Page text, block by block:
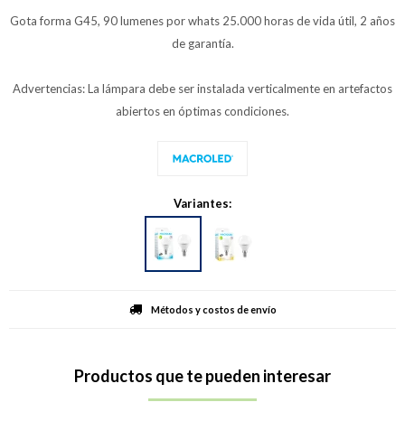
Gota forma G45, 90 lumenes por whats 25.000 horas de vida útil, 2 años
de garantía.
Advertencias: La lámpara debe ser instalada verticalmente en artefactos
abiertos en óptimas condiciones.
Variantes:
Métodos y costos de envío
Productos que te pueden interesar